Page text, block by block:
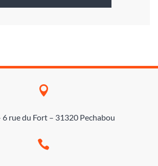

6 rue du Fort – 31320 Pechabou
